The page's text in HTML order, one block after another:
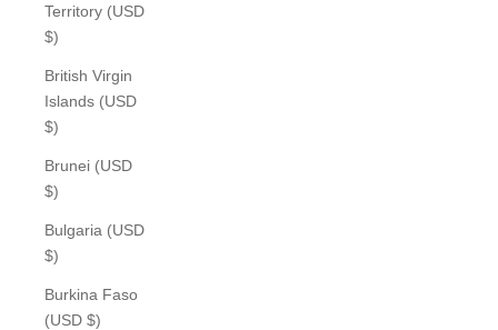
Territory (USD
$)
British Virgin
Islands (USD
$)
Brunei (USD
$)
Bulgaria (USD
$)
Burkina Faso
(USD $)